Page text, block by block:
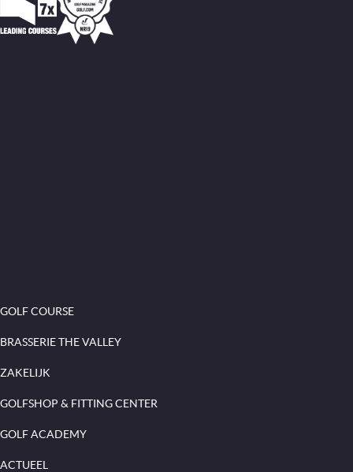
GOLF COURSE
BRASSERIE THE VALLEY
ZAKELIJK
GOLFSHOP & FITTING CENTER
GOLF ACADEMY
ACTUEEL